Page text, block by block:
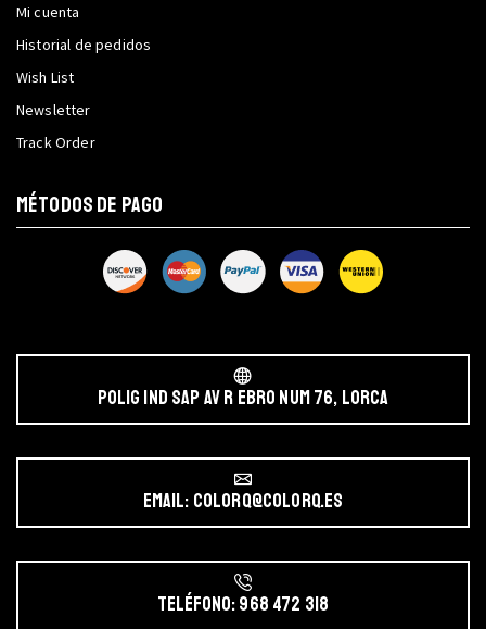
Mi cuenta
Historial de pedidos
Wish List
Newsletter
Track Order
MÉTODOS DE PAGO
POLIG IND SAP AV r EBRO NUM 76, LORCA
Email: colorq@colorq.es
Teléfono: 968 472 318